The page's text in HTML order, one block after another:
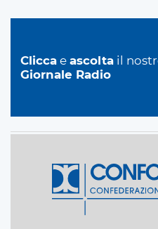
Clicca e ascolta il
Giornale Radio